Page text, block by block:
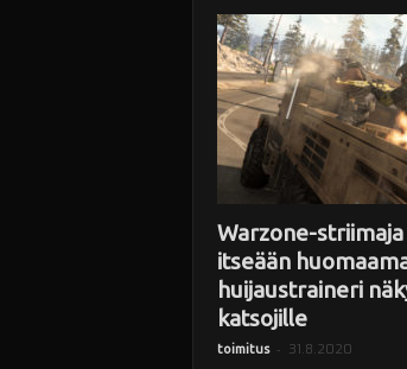
Warzone-
itseään
huijaustraineri
katsojille
toimitus - 31.8.2020